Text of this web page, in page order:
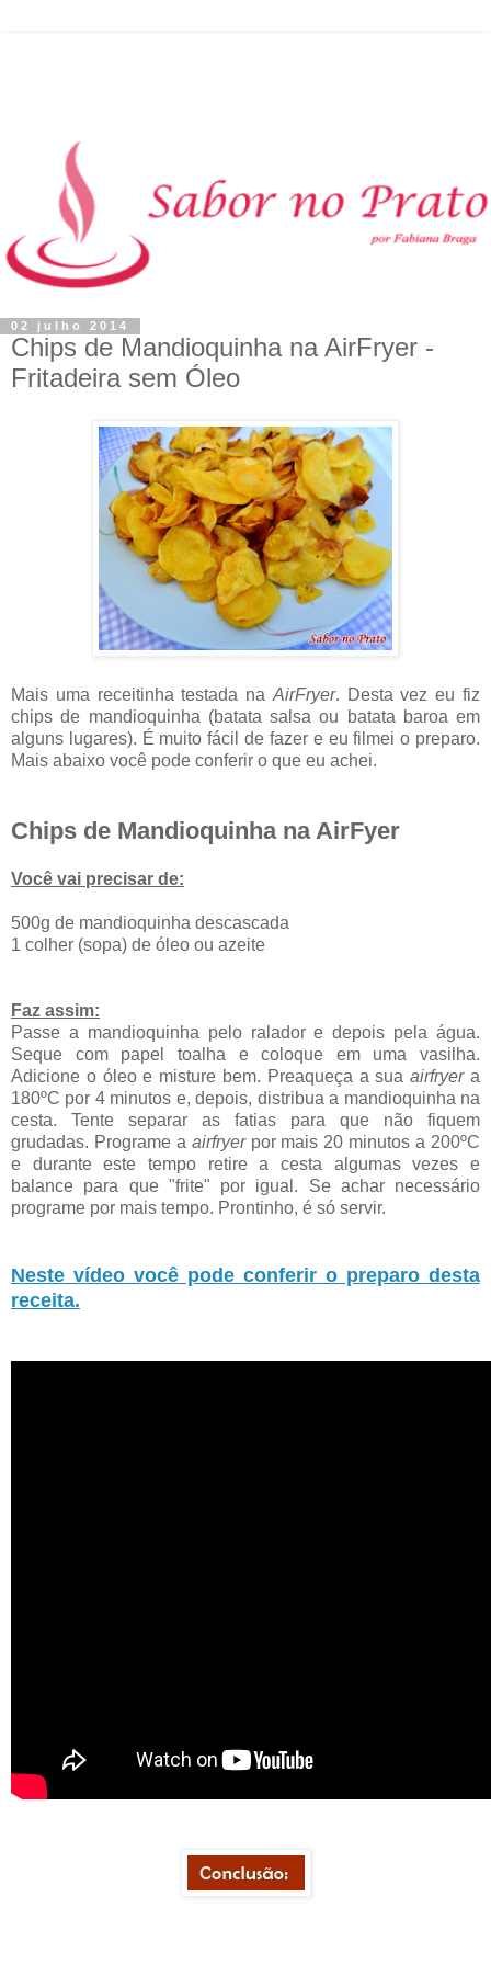
02 julho 2014
Chips de Mandioquinha na AirFryer -
Fritadeira sem Óleo
Mais uma receitinha testada na AirFryer. Desta vez eu fiz
chips de mandioquinha (batata salsa ou batata baroa em
alguns lugares). É muito fácil de fazer e eu filmei o preparo.
Mais abaixo você pode conferir o que eu achei.
Chips de Mandioquinha na AirFyer
Você vai precisar de:
500g de mandioquinha descascada
1 colher (sopa) de óleo ou azeite
Faz assim:
Passe a mandioquinha pelo ralador e depois pela água.
Seque com papel toalha e coloque em uma vasilha.
Adicione o óleo e misture bem. Preaqueça a suaairfryera
180ºC por 4 minutos e, depois, distribua a mandioquinha na
cesta. Tente separar as fatias para que não fiquem
grudadas. Programe a airfryerpor mais 20 minutos a 200ºC
e durante este tempo retire a cesta algumas vezes e
balance para que "frite" por igual. Se achar necessário
programe por mais tempo. Prontinho, é só servir.
Neste vídeo você pode conferir o preparo desta
receita.